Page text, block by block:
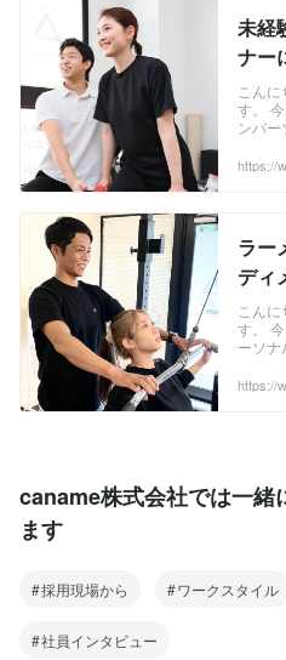
ソナル
す。
に全国
続で
かせます。 ◾
未経
ナー
月間
会社
こん
す。
ンパー
ました
なっ
ただけ
https://
ラー
ディ
好き
パー
式
こん
す。
ーソナ
した。
https://
caname株式会社では一緒
ます
採用現場から ワークスタイル
社員インタビュー